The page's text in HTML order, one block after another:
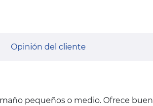
Opinión del cliente
pequeños o medio. Ofrece